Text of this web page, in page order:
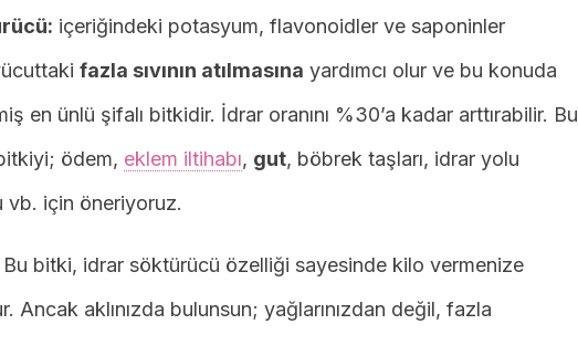
içeriğindeki potasyum, flavonoidler ve saponinler
fazla sıvının atılmasına yardımcı olur ve bu konuda
en ünlü şifalı bitkidir. İdrar oranını %30’a kadar arttırabilir. Bu
ödem, eklem iltihabı, gut, böbrek taşları, idrar yolu
vb. için öneriyoruz.
Bu bitki, idrar söktürücü özelliği sayesinde kilo vermenize
Ancak aklınızda bulunsun; yağlarınızdan değil, fazla